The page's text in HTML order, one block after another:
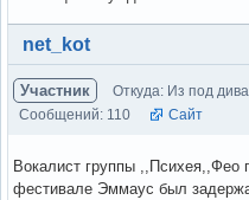
Вне форума
net_kot
Участник Откуда: Из под
Сообщений: 110
Сайт
Вокалист группы ,,Психея,,Фео
фестивале Эммаус был